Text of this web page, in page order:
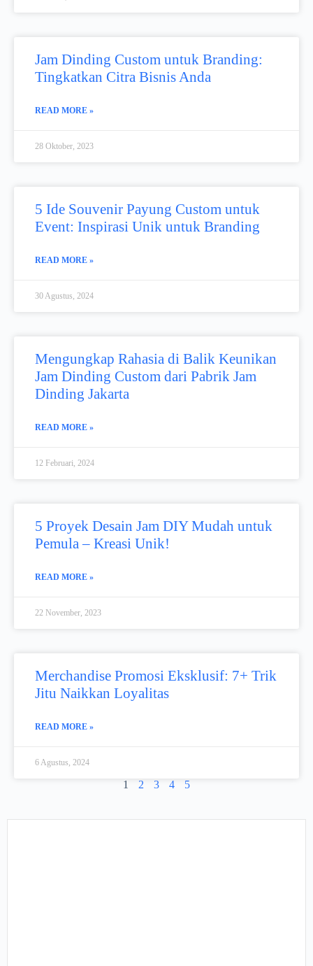
Jam Dinding Custom untuk Branding:
Tingkatkan Citra Bisnis Anda
READ MORE »
28 Oktober, 2023
5 Ide Souvenir Payung Custom untuk
Event: Inspirasi Unik untuk Branding
READ MORE »
30 Agustus, 2024
Mengungkap Rahasia di Balik Keunikan
Jam Dinding Custom dari Pabrik Jam
Dinding Jakarta
READ MORE »
12 Februari, 2024
5 Proyek Desain Jam DIY Mudah untuk
Pemula – Kreasi Unik!​
READ MORE »
22 November, 2023
Merchandise Promosi Eksklusif: 7+ Trik
Jitu Naikkan Loyalitas
READ MORE »
6 Agustus, 2024
1 2 3 4 5